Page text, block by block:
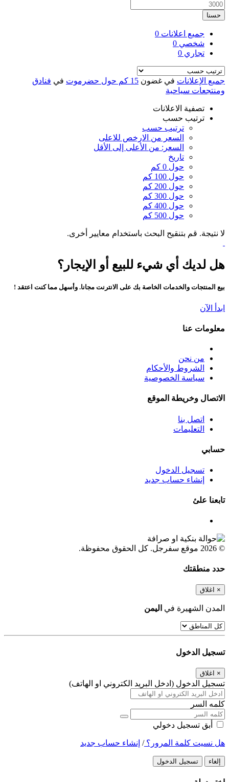
حسنا
جميع اعلانات 0
شخصي 0
تجاري 0
جميع الإعلانات في غضون 15 كم حول حضرموت في فنادق
ومنتجعات سياحية
تصفية الاعلانات
ترتيب حسب
ترتيب حسب
السعر من الارخص للاعلى
السعر: من الأعلى إلى الأقل
تاريخ
حول 0 كم
حول 100 كم
حول 200 كم
حول 300 كم
حول 400 كم
حول 500 كم
لا نتيجة. قم بتنقيح البحث باستخدام معايير أخرى.
هل لديك أي شيء للبيع أو الإيجار؟
بيع المنتجات والخدمات الخاصة بك على الانترنت مجانا. وأسهل مما كنت اعتقد !
ابدأ الآن
معلومات عنا
من نحن
الشروط والأحكام
سياسة الخصوصية
الاتصال وخريطة الموقع
اتصل بنا
التعليمات
حسابي
تسجيل الدخول
إنشاء حساب جديد
تابعنا علئ
© 2026 موقع سفرجل. كل الحقوق محفوظة.
حدد منطقتك
× اغلاق
المدن الشهيرة في اليمن
تسجيل الدخول
× اغلاق
تسجيل الدخول (ادخل البريد الكتروني او الهاتف)
كلمه السر
أبق تسجيل دخولي
هل نسيت كلمة المرور؟/ إنشاء حساب جديد
إلغاء تسجيل الدخول